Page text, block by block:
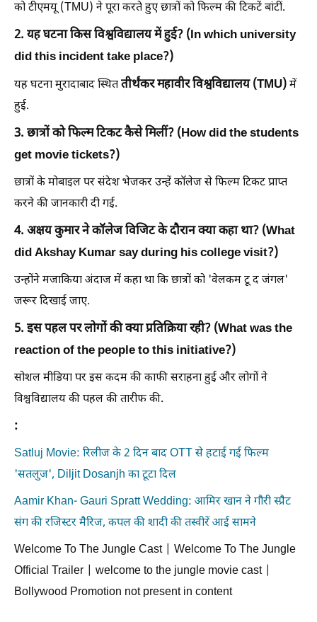
को टीएमयू (TMU) ने पूरा करते हुए छात्रों को फिल्म की टिकटें बांटीं.
2. यह घटना किस विश्वविद्यालय में हुई? (In which university
did this incident take place?)
यह घटना मुरादाबाद स्थिततीर्थंकर महावीर विश्वविद्यालय (TMU)में
हुई.
3. छात्रों को फिल्म टिकट कैसे मिलीं? (How did the students
get movie tickets?)
छात्रों के मोबाइल पर संदेश भेजकर उन्हें कॉलेज से फिल्म टिकट प्राप्त
करने की जानकारी दी गई.
4. अक्षय कुमार ने कॉलेज विजिट के दौरान क्या कहा था? (What
did Akshay Kumar say during his college visit?)
उन्होंने मजाकिया अंदाज में कहा था कि छात्रों को 'वेलकम टू द जंगल'
जरूर दिखाई जाए.
5. इस पहल पर लोगों की क्या प्रतिक्रिया रही? (What was the
reaction of the people to this initiative?)
सोशल मीडिया पर इस कदम की काफी सराहना हुई और लोगों ने
विश्वविद्यालय की पहल की तारीफ की.
:
Satluj Movie: रिलीज के 2 दिन बाद OTT से हटाई गई फिल्म
'सतलुज', Diljit Dosanjh का टूटा दिल
Aamir Khan- Gauri Spratt Wedding: आमिर खान ने गौरी स्प्रैट
संग की रजिस्टर मैरिज, कपल की शादी की तस्वीरें आई सामने
Welcome To The Jungle Cast | Welcome To The Jungle
Official Trailer | welcome to the jungle movie cast |
Bollywood Promotion not present in content